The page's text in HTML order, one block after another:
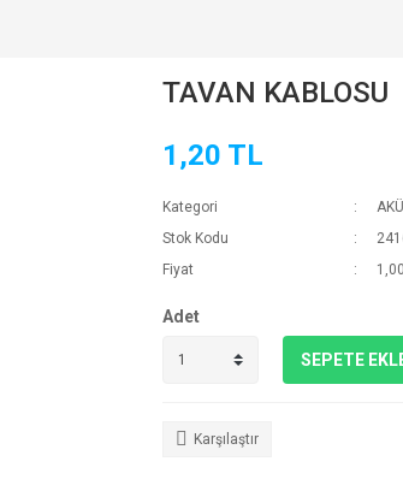
TAVAN KABLOSU
1,20 TL
Kategori
Stok Kodu
Fiyat
Adet
SEPETE
Karşılaştır